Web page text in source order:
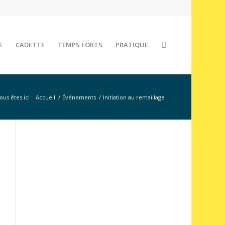
CADETTE TEMPS FORTS PRATIQUE
êtes ici : Accueil / Événements / Initiation au remaillage